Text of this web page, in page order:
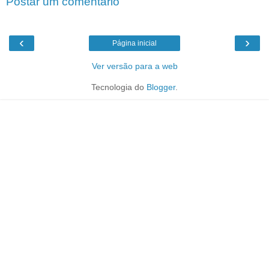
‹ ›
Página inicial
Ver versão para a web
Tecnologia do Blogger.